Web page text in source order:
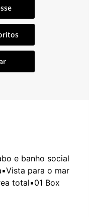
e banho social
para o mar
total▪️01 Box